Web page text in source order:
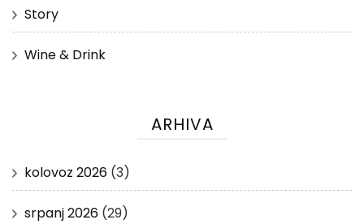
Story
Wine & Drink
ARHIVA
kolovoz 2026 (3)
srpanj 2026 (29)